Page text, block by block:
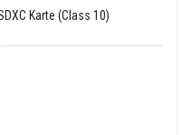
Karte (Class 10)